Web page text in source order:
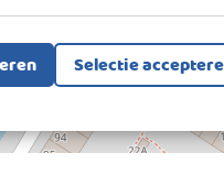
Selectie